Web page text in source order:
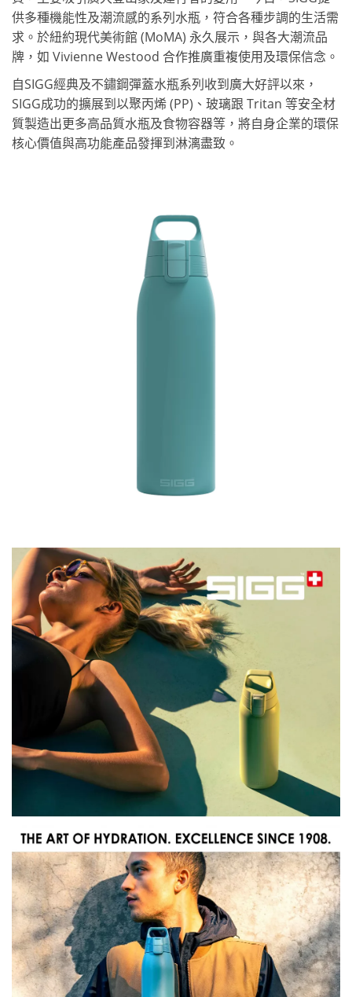
供多種機能性及潮流感的系列水瓶，符合各種步調的生活需
求。於紐約現代美術館 (MoMA) 永久展示，與各大潮流品
牌，如 Vivienne Westood 合作推廣重複使用及環保信念。
自SIGG經典及不鏽鋼彈蓋水瓶系列收到廣大好評以來，
SIGG成功的擴展到以聚丙烯 (PP)、玻璃跟 Tritan 等安全材
質製造出更多高品質水瓶及食物容器等，將自身企業的環保
核心價值與高功能產品發揮到淋漓盡致。